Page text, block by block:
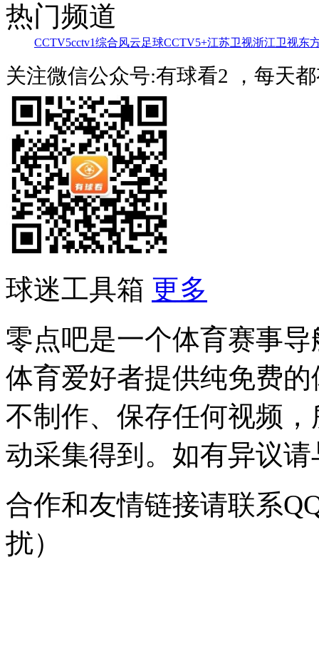
热门频道
CCTV5cctv1综合风云足球CCTV5+江苏卫视浙江卫视东
关注微信公众号:有球看2 ，每天
球迷工具箱 更多
零点吧是一个体育赛事
体育爱好者提供纯免费
不制作、保存任何视频
动采集得到。如有异议
合作和友情链接请联系
扰）